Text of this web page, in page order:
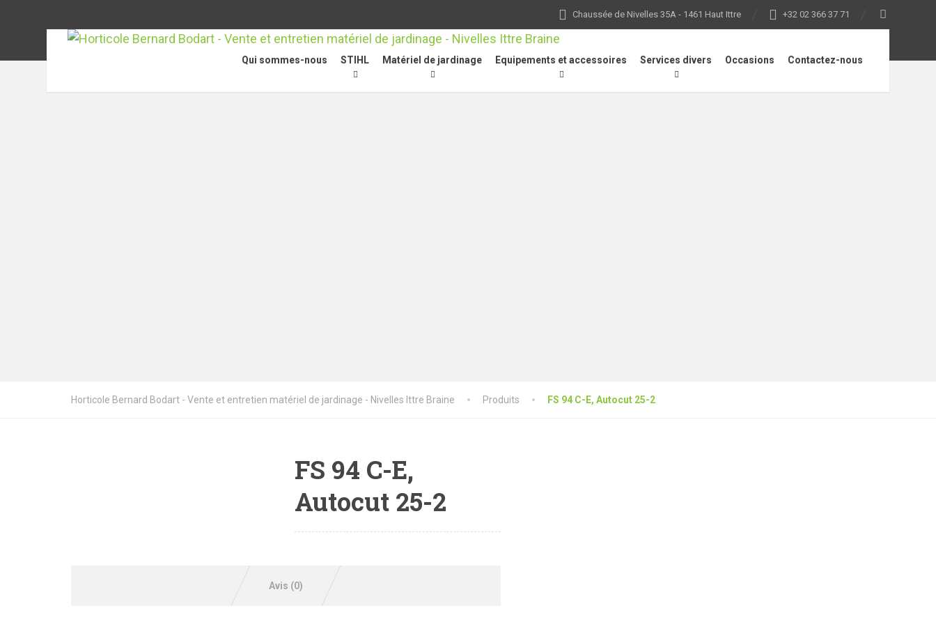
Chaussée de Nivelles 35A - 1461 Haut Ittre +32 02 366 37 71
Qui sommes-nous STIHL Matériel de jardinage Equipements et accessoires Services divers Occasions Contactez-nous
Horticole Bernard Bodart - Vente et entretien matériel de jardinage - Nivelles Ittre Braine Produits FS 94 C-E, Autocut 25-2
FS 94 C-E,
Autocut 25-2
Avis (0)